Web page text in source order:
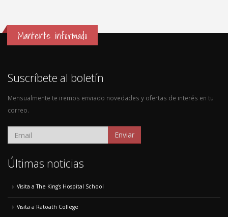
Mantente informado
Suscríbete al boletín
Mensualmente te iremos enviado novedades y ofertas de interés en tu
correo.
Enviar
Últimas noticias
Visita a The King's Hospital School
Visita a Ratoath College